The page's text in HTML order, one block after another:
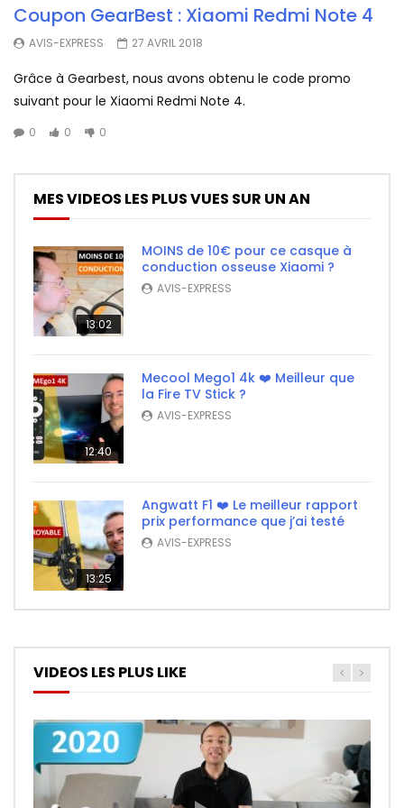
Coupon GearBest : Xiaomi Redmi Note 4
AVIS-EXPRESS 27 AVRIL 2018
Grâce à Gearbest, nous avons obtenu le code promo
suivant pour le Xiaomi Redmi Note 4.
0 0 0
MES VIDEOS LES PLUS VUES SUR UN AN
13:02
MOINS de 10€ pour ce casque à
conduction osseuse Xiaomi ?
AVIS-EXPRESS
12:40
Mecool Mego1 4k ❤️ Meilleur que
la Fire TV Stick ?
AVIS-EXPRESS
13:25
Angwatt F1 ❤️ Le meilleur rapport
prix performance que j’ai testé
AVIS-EXPRESS
VIDEOS LES PLUS LIKE